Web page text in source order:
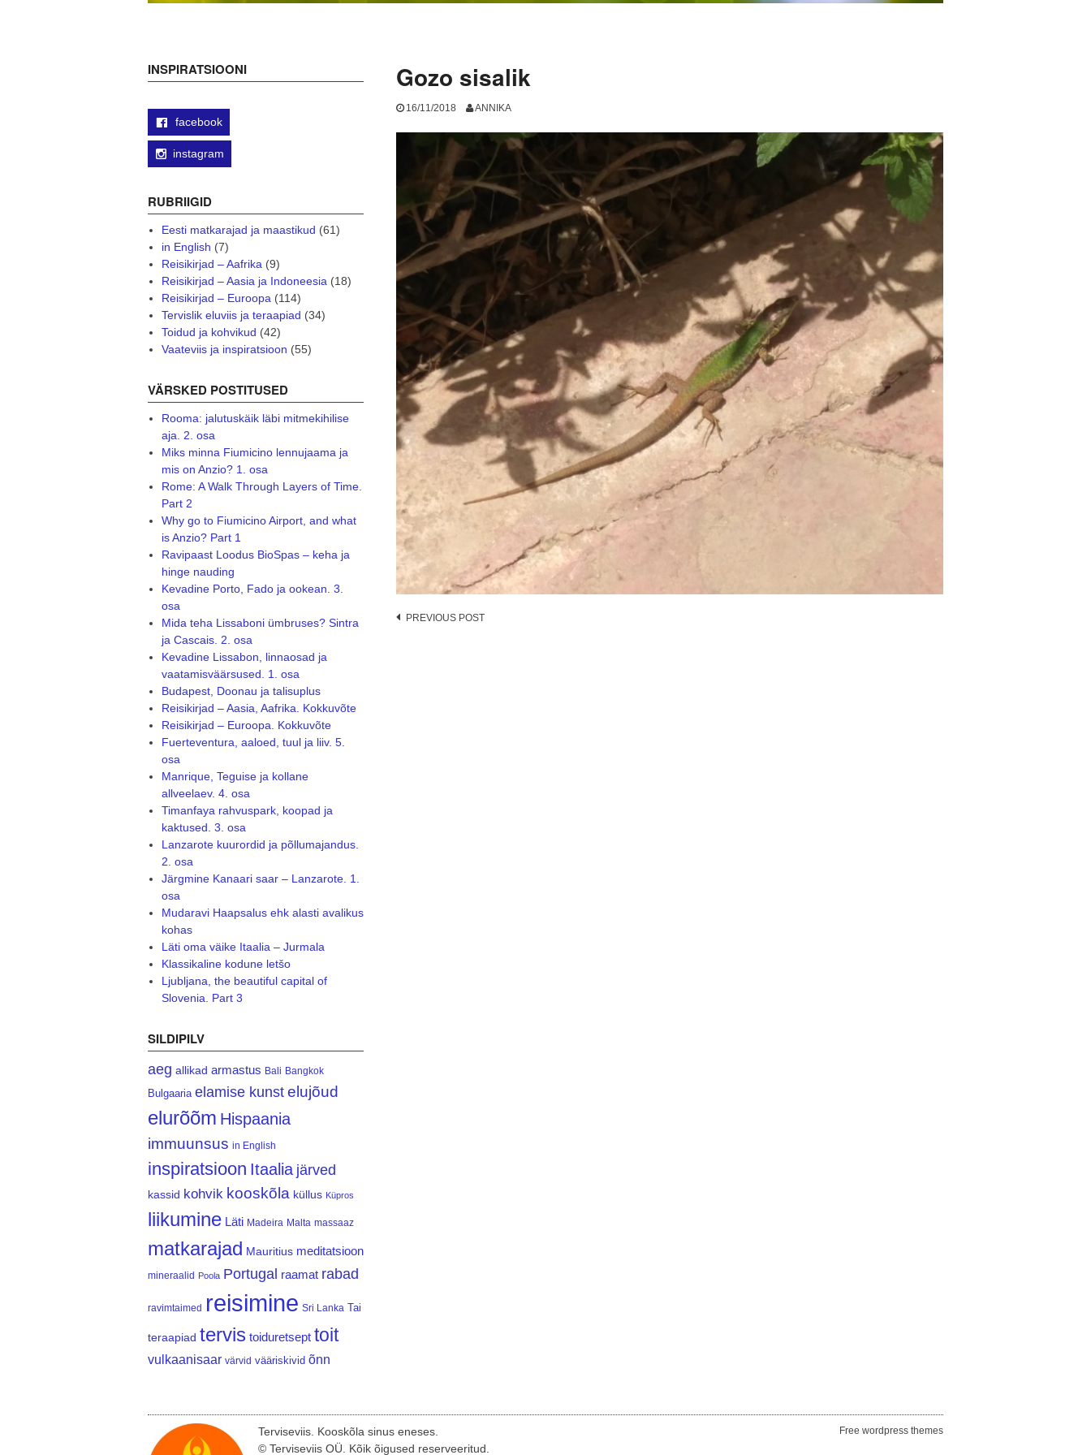
Gozo sisalik
16/11/2018 ANNIKA
Post
PREVIOUS POST
INSPIRATSIOONI
facebook
instagram
RUBRIIGID
Eesti matkarajad ja maastikud (61)
in English (7)
Reisikirjad – Aafrika(9)
Reisikirjad – Aasia ja Indoneesia(18)
Reisikirjad – Euroopa(114)
Tervislik eluviis ja teraapiad (34)
Toidud ja kohvikud (42)
Vaateviis ja inspiratsioon (55)
VÄRSKED POSTITUSED
Rooma: jalutuskäik läbi mitmekihilise
aja. 2. osa
Miks minna Fiumicino lennujaama ja
mis on Anzio? 1. osa
Rome: A Walk Through Layers of Time.
Part 2
Why go to Fiumicino Airport, and what
is Anzio? Part 1
Ravipaast Loodus BioSpas – keha ja
hinge nauding
Kevadine Porto, Fado ja ookean. 3.
osa
Mida teha Lissaboni ümbruses? Sintra
ja Cascais. 2. osa
Kevadine Lissabon, linnaosad ja
vaatamisväärsused. 1. osa
Budapest, Doonau ja talisuplus
Reisikirjad – Aasia, Aafrika. Kokkuvõte
Reisikirjad – Euroopa. Kokkuvõte
Fuerteventura, aaloed, tuul ja liiv. 5.
osa
Manrique, Teguise ja kollane
allveelaev. 4. osa
Timanfaya rahvuspark, koopad ja
kaktused. 3. osa
Lanzarote kuurordid ja põllumajandus.
2. osa
Järgmine Kanaari saar – Lanzarote. 1.
osa
Mudaravi Haapsalus ehk alasti avalikus
kohas
Läti oma väike Itaalia – Jurmala
Klassikaline kodune letšo
Ljubljana, the beautiful capital of
Slovenia. Part 3
SILDIPILV
aeg allikad armastus Bali Bangkok
Bulgaaria elamise kunst elujõud
elurõõm Hispaania
immuunsus in English
inspiratsioon Itaalia järved
kassid kohvik kooskõla küllus Küpros
liikumine Läti Madeira Malta massaaz
matkarajad Mauritius meditatsioon
mineraalid Poola Portugal raamat rabad
ravimtaimed reisimine Sri Lanka Tai
teraapiad tervis toiduretsept toit
vulkaanisaar värvid vääriskivid õnn
Terviseviis. Kooskõla sinus eneses.
© Terviseviis OÜ. Kõik õigused reserveeritud.
Free wordpress themes